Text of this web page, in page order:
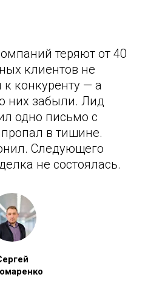
теряют от 40
клиентов не
к конкуренту — а
них забыли. Лид
одно письмо с
в тишине.
Следующего
не состоялась.